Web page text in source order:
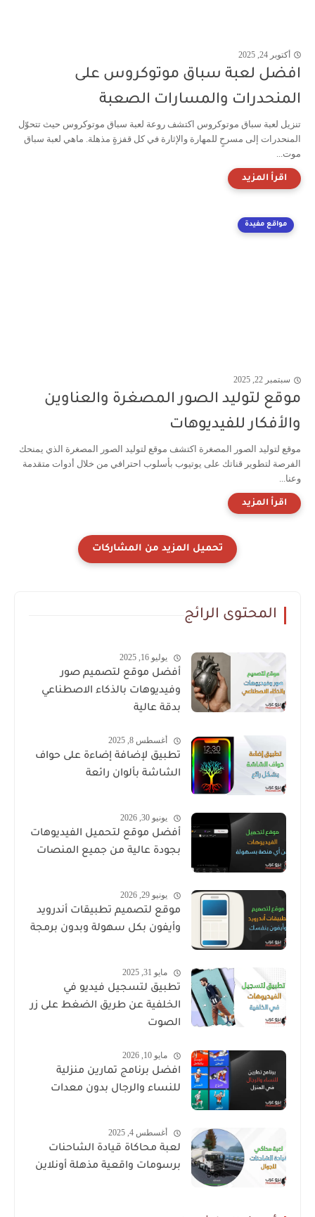
أكتوبر 24, 2025
افضل لعبة سباق موتوكروس على
المنحدرات والمسارات الصعبة
تنزيل لعبة سباق موتوكروس اكتشف روعة لعبة سباق موتوكروس حيث تتحوّل
المنحدرات إلى مسرحٍ للمهارة والإثارة في كل قفزةٍ مذهلة. ماهي لعبة سباق
موت...
مواقع مفيدة
سبتمبر 22, 2025
موقع لتوليد الصور المصغرة والعناوين
والأفكار للفيديوهات
موقع لتوليد الصور المصغرة اكتشف موقع لتوليد الصور المصغرة الذي يمنحك
الفرصة لتطوير قناتك على يوتيوب بأسلوب احترافي من خلال أدوات متقدمة
وعنا...
المحتوى الرائج
يوليو 16, 2025
أفضل موقع لتصميم صور
وفيديوهات بالذكاء الاصطناعي
بدقة عالية
أغسطس 8, 2025
تطبيق لإضافة إضاءة على حواف
الشاشة بألوان رائعة
يونيو 30, 2026
أفضل موقع لتحميل الفيديوهات
بجودة عالية من جميع المنصات
يونيو 29, 2026
موقع لتصميم تطبيقات أندرويد
وأيفون بكل سهولة وبدون برمجة
مايو 31, 2025
تطبيق لتسجيل فيديو في
الخلفية عن طريق الضغط على زر
الصوت
مايو 10, 2026
افضل برنامج تمارين منزلية
للنساء والرجال بدون معدات
أغسطس 4, 2025
لعبة محاكاة قيادة الشاحنات
برسومات واقعية مذهلة أونلاين